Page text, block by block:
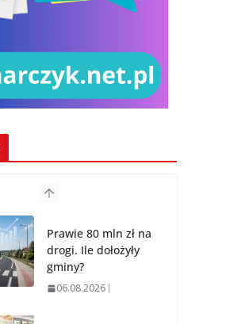
Prawie 80 mln zł na
drogi. Ile dołożyły
gminy?
06.08.2026